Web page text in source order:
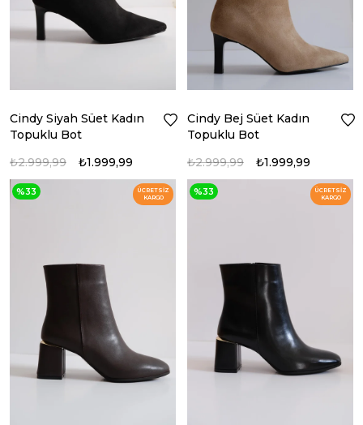
Cindy Siyah Süet Kadın
Topuklu Bot
₺1.999,99
₺2.999,99
Cindy Bej Süet Kadın
Topuklu Bot
₺1.999,99
₺2.999,99
%33
ÜCRETSIZ
KARGO
%33
ÜCRETSIZ
KARGO